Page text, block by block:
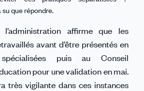
su que répondre.
l’administration affirme que les
avant d’être présentés en
puis au Conseil
pour une validation en mai.
très vigilante dans ces instances